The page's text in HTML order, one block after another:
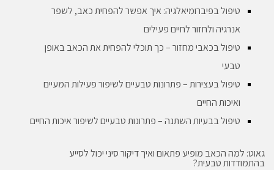
טיפול בפיברומיאלגיה: איך אפשר להפחית כאב, לשפר
אנרגיה ולחזור לחיים פעילים
טיפול בכאבי מחזור – כך תוכלי להפחית את הכאב באופן
טבעי
טיפול בעצירות – פתרונות טבעיים לשיפור פעילות המעיים
ואיכות החיים
טיפול בבעיות השתנה – פתרונות טבעיים לשיפור איכות החיים
גאוט: למה הכאב מופיע פתאום ואיך דיקור סיני יכול לסייע
בהתמודדות טבעית?